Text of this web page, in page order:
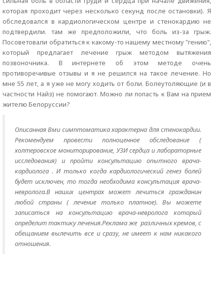
которая проходит через несколько секунд после остановки). Я
обследовался в кардиологическом центре и стенокардию не
подтвердили. там же предположили, что боль из-за грыж.
Посоветовали обратиться к какому-то нашему местному "гению",
который предлагает лечение грыж методом вытяжения
позвоночника. В интернете об этом методе очень
противоречивые отзывы и я не решился на такое лечение. Но
мне 55 лет, а я уже не могу ходить от боли. Болеутоляющие (и в
частности Найз) не помогают. Можно ли попасть к Вам на прием
жителю Белоруссии?
Описанная Вми симптоматика характерна для стенокардии.
Рекомендуем провести полноценное обследование (
холтеровское мониторирование, УЗИ сердца и лабораторные
исследования) и пройти консультацию опытного врача-
кардиолога . И только когда кардиологический генез болей
будет исключен, то тогда необходима консультация врача-
невролога.В наших центрах может лечиться гражданин
любой страны ( лечение только платное). Вы можете
записаться на консультацию врача-невролога который
определит тактику лечения.Реклама же различных кремов, с
обещанием вылечить все и сразу, не имеет к нам никакого
отношения.